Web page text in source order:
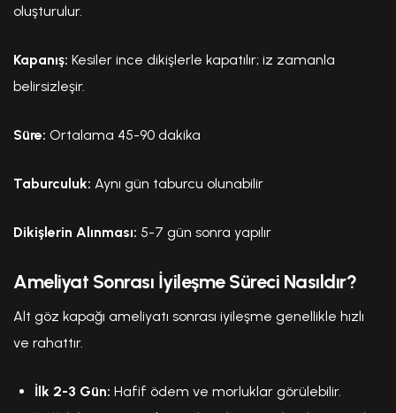
oluşturulur.
Kapanış: Kesiler ince dikişlerle kapatılır; iz zamanla
belirsizleşir.
Süre: Ortalama 45-90 dakika
Taburculuk: Aynı gün taburcu olunabilir
Dikişlerin Alınması: 5-7 gün sonra yapılır
Ameliyat Sonrası İyileşme Süreci Nasıldır?
Alt göz kapağı ameliyatı sonrası iyileşme genellikle hızlı
ve rahattır.
İlk 2-3 Gün: Hafif ödem ve morluklar görülebilir.